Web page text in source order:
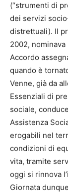
(“strumenti di
dei servizi
distrettuali). Il
2002,
Accordo
quando è
Venne, già da
Essenziali di
sociale,
Assistenza
erogabili nel
condizioni di
vita, tramite
oggi si rinnova
Giornata